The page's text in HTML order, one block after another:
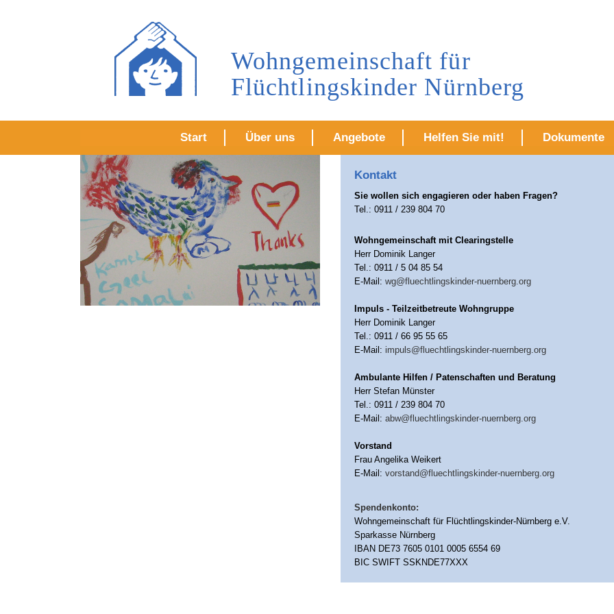
Wohngemeinschaft für
Flüchtlingskinder Nürnberg
Start Über uns Angebote Helfen Sie mit! Dokumente
Kontakt
Sie wollen sich engagieren oder haben Fragen?
Tel.: 0911 / 239 804 70
Wohngemeinschaft mit Clearingstelle
Herr Dominik Langer
Tel.: 0911 / 5 04 85 54
E-Mail: wg@fluechtlingskinder-nuernberg.org
Impuls - Teilzeitbetreute Wohngruppe
Herr Dominik Langer
Tel.: 0911 / 66 95 55 65
E-Mail: impuls@fluechtlingskinder-nuernberg.org
Ambulante Hilfen / Patenschaften und Beratung
Herr Stefan Münster
Tel.: 0911 / 239 804 70
E-Mail: abw@fluechtlingskinder-nuernberg.org
Vorstand
Frau Angelika Weikert
E-Mail: vorstand@fluechtlingskinder-nuernberg.org
Spendenkonto:
Wohngemeinschaft für Flüchtlingskinder-Nürnberg e.V.
Sparkasse Nürnberg
IBAN DE73 7605 0101 0005 6554 69
BIC SWIFT SSKNDE77XXX